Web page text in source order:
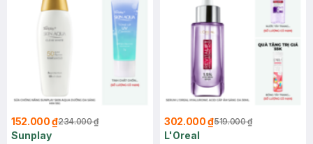
152.000 ₫234.000 ₫
Sunplay
302.000 ₫519.000 ₫
L'Oreal